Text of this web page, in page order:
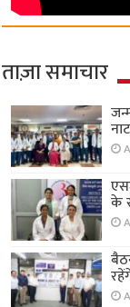
ताज़ा समाचार
के